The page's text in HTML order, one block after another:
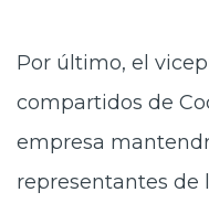
Por último, el
compartidos de
empresa
representantes de